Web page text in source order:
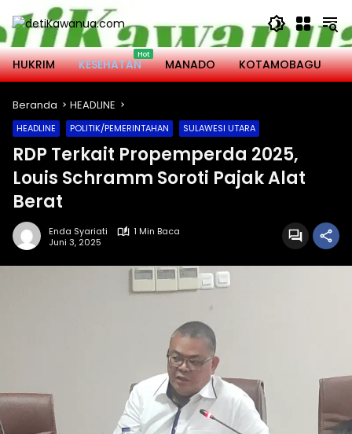
Langsung
ke
konten
HUKRIM
KESEHATAN MANADO KOTAMOBAGU
Beranda HEADLINE
HEADLINE POLITIK/PEMERINTAHAN SULAWESI UTARA
RDP Terkait Propemperda 2025,
Louis Schramm Soroti Pajak Alat
Berat
Enda Syariati
1 Min Baca
Juni 3, 2025